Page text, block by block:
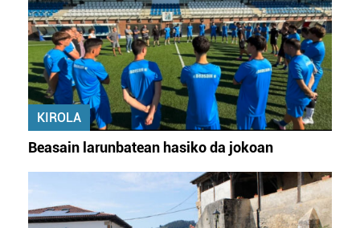
KIROLA
Beasain larunbatean hasiko da jokoan